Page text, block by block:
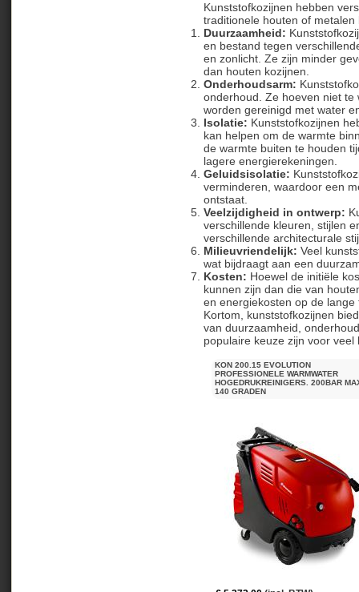
Kunststofkozijnen hebben
traditionele houten of
Duurzaamheid:
en bestand tegen
en zonlicht. Ze zijn minder
dan houten kozijnen.
Onderhoudsarm:
onderhoud. Ze hoeven niet
worden gereinigd met water
Isolatie: Kunststofkozijnen
kan helpen om de warmte
de warmte buiten te houden
lagere energierekeningen.
Geluidsisolatie:
verminderen, waardoor een
ontstaat.
Veelzijdigheid in ontwerp:
verschillende kleuren, stijlen
verschillende architecturale
Milieuvriendelijk: Veel
wat bijdraagt aan een
Kosten: Hoewel de initiële
kunnen zijn dan die van
en energiekosten op de
Kortom, kunststofkozijnen
van duurzaamheid,
populaire keuze zijn voor veel
KON 200.15 EVOLUTION
PROFESSIONELE WARMWATER
HOGEDRUKREINIGERS. 200BAR
140 GRADEN